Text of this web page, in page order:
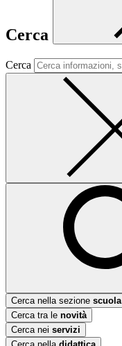
Cerca
Cerca
Cerca nella sezione scuola
Cerca tra le novità
Cerca nei servizi